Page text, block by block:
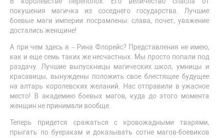
покушения магичка из соседнего государства. Лучшие
боевые маги империи посрамлены: слава, почет, уважение
достались женщине!
А при чем здесь я – Рина Флорейс? Представления не имею,
как и еще семь таких же несчастных. Мы просто попали под
раздачу. Лучшие выпускницы магических школ, умницы и
красавицы, вынуждены положить свое блестящее будущее
на алтарь королевских желаний. Нас отправили в ужасное
место! В академию боевых магов, куда до этого момента
женщин не принимали вообще.
Теперь придется сражаться с кровожадными тварями,
прыгать по буеракам и доказывать сотне магов-боевиков